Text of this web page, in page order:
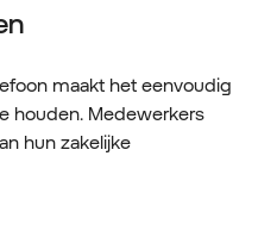
maakt het eenvoudig
houden. Medewerkers
hun zakelijke